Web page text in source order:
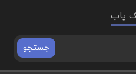
یاب
جستجو